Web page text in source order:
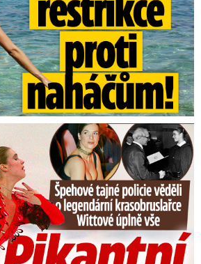
krasobruslařku Wittovou: Pikantní ...